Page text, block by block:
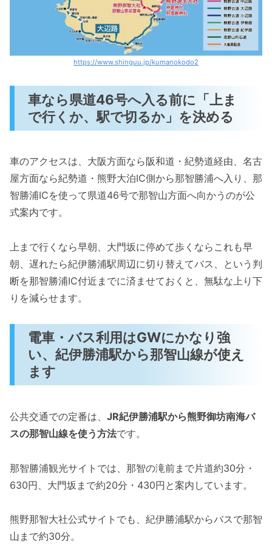
https://www.shinguu.jp/kumanokodo2
車なら県道46号へ入る前に「上ま
で行くか、駅で切るか」を決める
車のアクセスは、大阪方面なら阪和道・紀勢道経由、名古
屋方面なら紀勢道・熊野大泊IC側から那智勝浦へ入り、那
智勝浦ICを使って県道46号で那智山方面へ向かうのが公
式案内です。
上まで行くなら早朝、大門坂に停めて歩くならこれも早
朝、遅れたら紀伊勝浦駅周辺に切り替えてバス、という判
断を那智勝浦IC付近までに済ませておくと、無駄な上り下
りを減らせます。
電車・バス利用はGWにかなり強
い、紀伊勝浦駅から那智山線が使え
ます
公共交通での定番は、 JR紀伊勝浦駅から熊野御坊南海バ
スの那智山線を使う方法です。
那智勝浦観光サイトでは、那智の滝前まで片道約30分・
630円、大門坂まで約20分・430円と案内しています。
熊野那智大社公式サイトでも、紀伊勝浦駅からバスで那智
山まで約30分。